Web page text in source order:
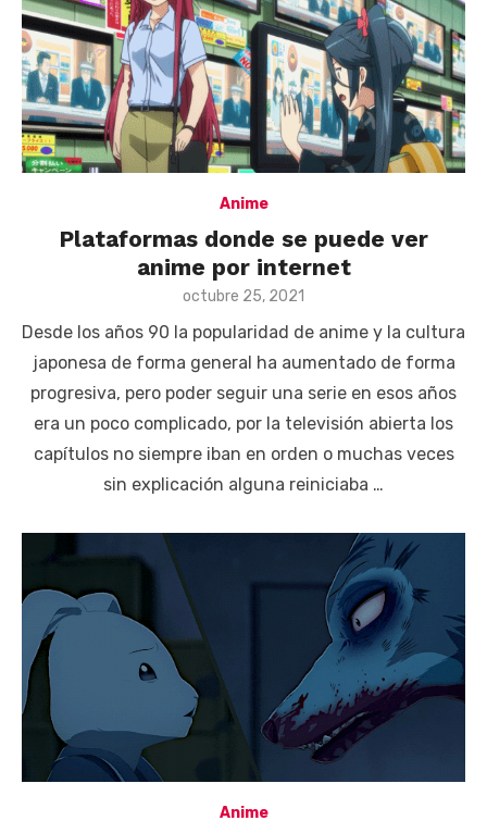
Anime
Plataformas donde se puede ver
anime por internet
Posted
octubre 25, 2021
Desde los años 90 la popularidad de anime y la cultura
japonesa de forma general ha aumentado de forma
progresiva, pero poder seguir una serie en esos años
era un poco complicado, por la televisión abierta los
capítulos no siempre iban en orden o muchas veces
sin explicación alguna reiniciaba …
Anime